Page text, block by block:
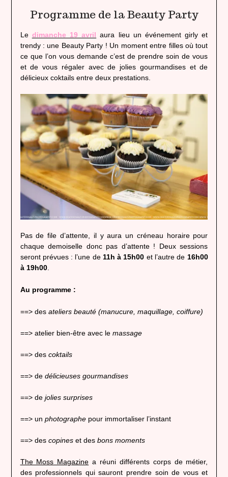
Programme de la Beauty Party
Le dimanche 19 avril aura lieu un événement girly et
trendy : une Beauty Party ! Un moment entre filles où tout
ce que l’on vous demande c’est de prendre soin de vous
et de vous régaler avec de jolies gourmandises et de
délicieux coktails entre deux prestations.
Pas de file d’attente, il y aura un créneau horaire pour
chaque demoiselle donc pas d’attente ! Deux sessions
seront prévues : l’une de 11h à 15h00 et l’autre de 16h00
à 19h00.
Au programme :
==> des ateliers beauté (manucure, maquillage, coiffure)
==> atelier bien-être avec le massage
==> des coktails
==> de délicieuses gourmandises
==> de jolies surprises
==> un photographepour immortaliser l’instant
==> des copineset desbons moments
The Moss Magazine a réuni différents corps de métier,
des professionnels qui sauront prendre soin de vous et